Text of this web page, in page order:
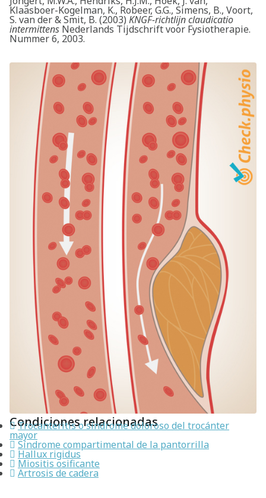
Klaasboer-Kogelman, K., Robeer, G.G., Simens, B., Voort,
S. van der & Smit, B. (2003) KNGF-richtlijn claudicatio
intermittens Nederlands Tijdschrift voor Fysiotherapie.
Nummer 6, 2003.
Condiciones relacionadas
Trocanteritis o síndrome doloroso del trocánter
mayor
Síndrome compartimental de la pantorrilla
Hallux rigidus
Miositis osificante
Artrosis de cadera